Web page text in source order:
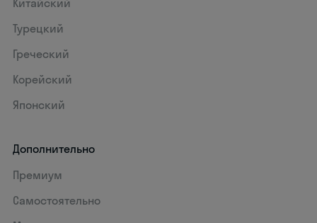
Турецкий
Греческий
Корейский
Японский
Дополнительно
Премиум
Самостоятельно